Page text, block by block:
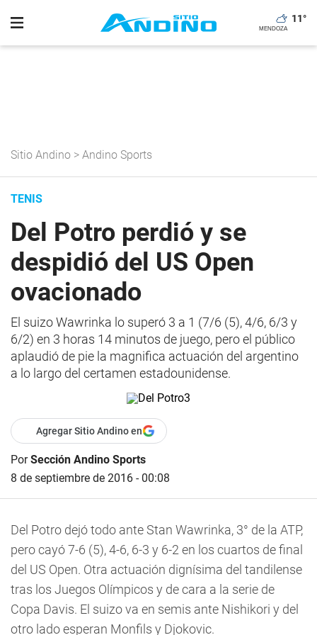
11°
Sitio Andino > Andino Sports
TENIS
Del Potro perdió y se
despidió del US Open
ovacionado
El suizo Wawrinka lo superó 3 a 1 (7/6 (5), 4/6, 6/3 y
6/2) en 3 horas 14 minutos de juego, pero el público
aplaudió de pie la magnifica actuación del argentino
a lo largo del certamen estadounidense.
Agregar Sitio Andino en
PorSección Andino Sports
8 de septiembre de 2016 - 00:08
Del Potro dejó todo ante Stan Wawrinka, 3° de la ATP,
pero cayó 7-6 (5), 4-6, 6-3 y 6-2 en los cuartos de final
del US Open. Otra actuación dignísima del tandilense
tras los Juegos Olímpicos y de cara a la serie de
Copa Davis. El suizo va en semis ante Nishikori y del
otro lado esperan Monfils y Djokovic.